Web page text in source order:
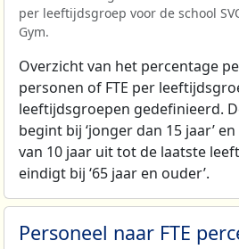
per leeftijdsgroep voor de school
Gym.
Overzicht van het percentage
personen of FTE per
leeftijdsgroepen gedefinieerd.
begint bij ‘jonger dan 15 jaar’
van 10 jaar uit tot de laatste
eindigt bij ‘65 jaar en ouder’.
Personeel naar FTE